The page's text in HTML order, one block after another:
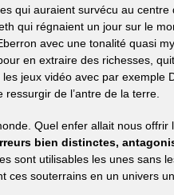
qui auraient survécu au
qui régnaient un jour sur le
avec une tonalité quasi
en extraire des richesses,
jeux vidéo avec par
de l’antre de la terre.
Quel enfer allait nous
bien distinctes,
sont utilisables les unes sans
ces souterrains en un univers